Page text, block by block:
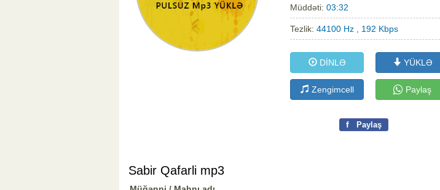
Müddəti: 03:32
Tezlik: 44100 Hz , 192 Kbps
DİNLƏ YÜKLƏ
Zengimcell Paylaş
f Paylaş
Sabir Qafarli mp3